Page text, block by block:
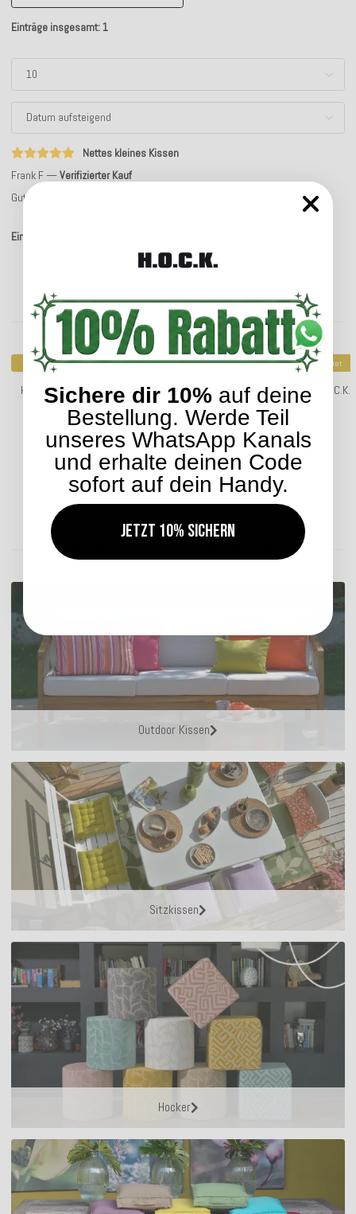
Einträge insgesamt: 1
Nettes kleines Kissen
Frank F
Verifizierter Kauf
Gute Haptik.
Einträge insgesamt: 1
Kunden kauften dazu folgende Artikel:
Top bewertet
H.O.C.K. Nobile Samt Kissen 60x40cm salmon 615 lachs
ab27,04 €
Lieferzeit: ca. 2-4 Werktage
Top bewertet
ENTDECKEN SIE UNSER SORTIMENT
Outdoor Kissen
Sitzkissen
Hocker
Sichere dir 10% auf deine
Bestellung. Werde Teil
unseres WhatsApp Kanals
und erhalte deinen Code
sofort auf dein Handy.
Jetzt 10% sichern